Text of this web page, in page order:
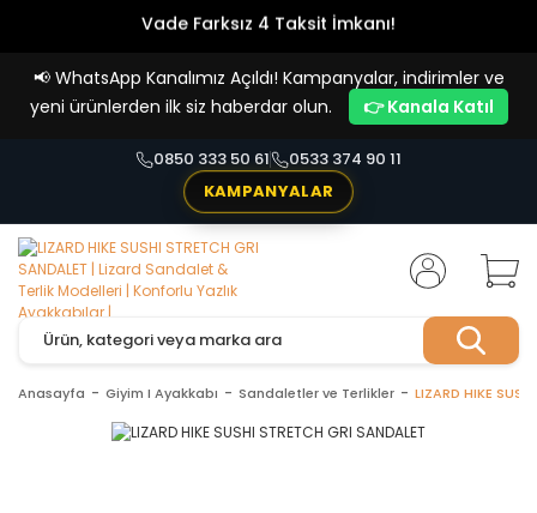
Vade Farksız 4 Taksit İmkanı!
📢 WhatsApp Kanalımız Açıldı! Kampanyalar, indirimler ve
yeni ürünlerden ilk siz haberdar olun.
👉 Kanala Katıl
0850 333 50 61
0533 374 90 11
KAMPANYALAR
Anasayfa Giyim I Ayakkabı Sandaletler ve Terlikler LIZARD HIKE